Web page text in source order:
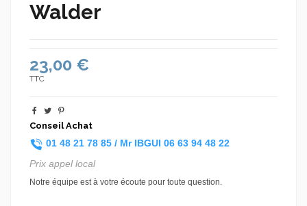
Walder
23,00 €
TTC
Conseil Achat
01 48 21 78 85 / Mr IBGUI 06 63 94 48 22
Prix appel local
Notre équipe est à votre écoute pour toute question.